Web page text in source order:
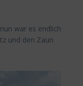
war es endlich
und den Zaun